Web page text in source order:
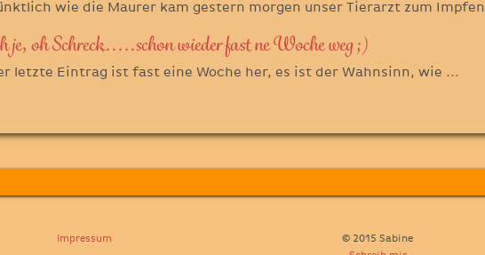
wie die Maurer kam gestern morgen unser Tierarzt zum Impfen
je, oh Schreck.....schon wieder fast ne Woche weg ;)
letzte Eintrag ist fast eine Woche her, es ist der Wahnsinn, wie ...
Impressum
© 2015 Sabine